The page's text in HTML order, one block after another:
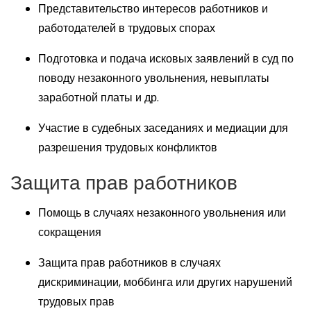
Представительство интересов работников и
работодателей в трудовых спорах
Подготовка и подача исковых заявлений в суд по
поводу незаконного увольнения, невыплаты
заработной платы и др.
Участие в судебных заседаниях и медиации для
разрешения трудовых конфликтов
Защита прав работников
Помощь в случаях незаконного увольнения или
сокращения
Защита прав работников в случаях
дискриминации, моббинга или других нарушений
трудовых прав